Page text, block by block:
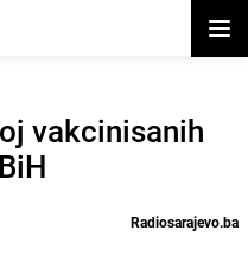
vakcinisanih
Radiosarajevo.ba